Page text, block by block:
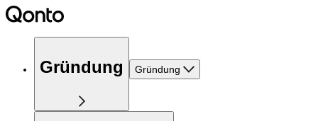
Gründung Gründung